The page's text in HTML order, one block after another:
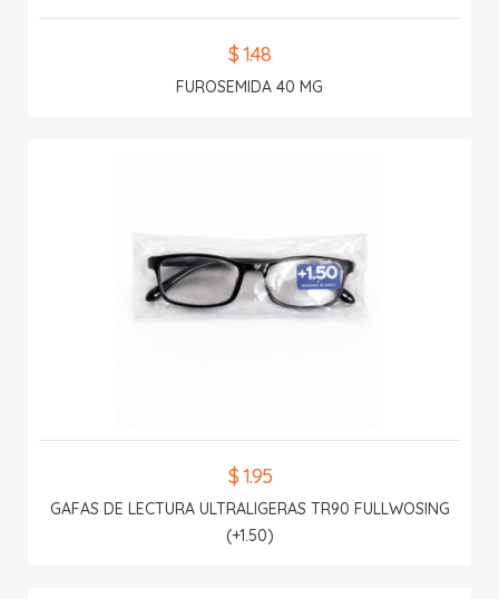
$ 1.48
FUROSEMIDA 40 MG
$ 1.95
GAFAS DE LECTURA ULTRALIGERAS TR90 FULLWOSING
(+1.50)